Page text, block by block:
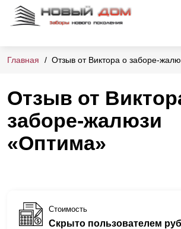
Главная Отзыв от Виктора о заборе-
Отзыв от
заборе-жалюзи
«Оптима»
Стоимость
Скрыто пользователем руб